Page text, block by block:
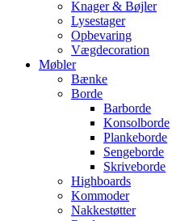
Knager & Bøjler
Lysestager
Opbevaring
Vægdecoration
Møbler
Bænke
Borde
Barborde
Konsolborde
Plankeborde
Sengeborde
Skriveborde
Highboards
Kommoder
Nakkestøtter